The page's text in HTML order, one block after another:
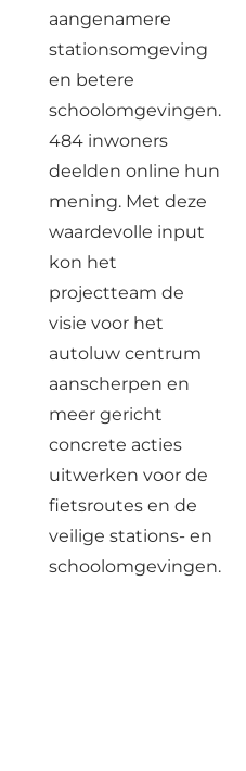
aangenamere
stationsomgeving
en betere
schoolomgevingen.
484 inwoners
deelden online hun
mening. Met deze
waardevolle input
kon het
projectteam de
visie voor het
autoluw centrum
aanscherpen en
meer gericht
concrete acties
uitwerken voor de
fietsroutes en de
veilige stations- en
schoolomgevingen.